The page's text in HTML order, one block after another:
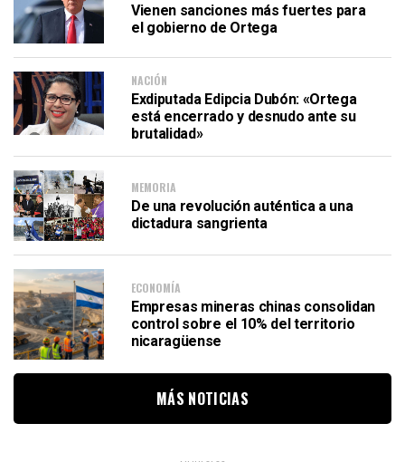
Vienen sanciones más fuertes para
el gobierno de Ortega
NACIÓN
Exdiputada Edipcia Dubón: «Ortega
está encerrado y desnudo ante su
brutalidad»
MEMORIA
De una revolución auténtica a una
dictadura sangrienta
ECONOMÍA
Empresas mineras chinas consolidan
control sobre el 10% del territorio
nicaragüense
MÁS NOTICIAS